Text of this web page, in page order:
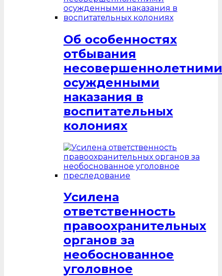
Об особенностях
отбывания
несовершеннолетними
осужденными
наказания в
воспитательных
колониях
Усилена
ответственность
правоохранительных
органов за
необоснованное
уголовное